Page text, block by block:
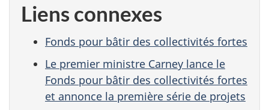
Liens connexes
Fonds pour bâtir des collectivités fortes
Le premier ministre Carney lance le
Fonds pour bâtir des collectivités fortes
et annonce la première série de projets